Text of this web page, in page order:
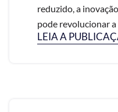
reduzido, a
pode revolucionar
LEIA A